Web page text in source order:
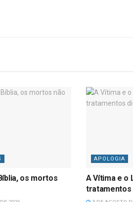
os mortos
APOLOGIA
A Vítima e o